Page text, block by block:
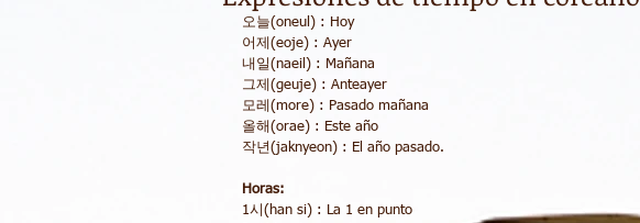
오늘(oneul) : Hoy
어제(eoje) : Ayer
내일(naeil) : Mañana
그제(geuje) : Anteayer
모레(more) : Pasado mañana
올해(orae) : Este año
작년(jaknyeon) : El año pasado.
Horas:
1시(han si) : La 1 en punto